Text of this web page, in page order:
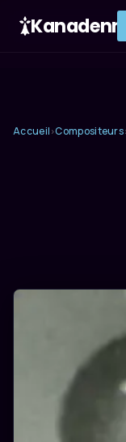
Kanadenn
Accueil ›Compositeurs